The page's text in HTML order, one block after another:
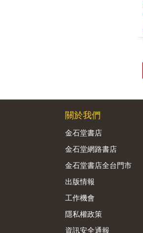
關於我們
金石堂書店
金石堂網路書店
金石堂書店全台門市
出版情報
工作機會
隱私權政策
資訊安全通報